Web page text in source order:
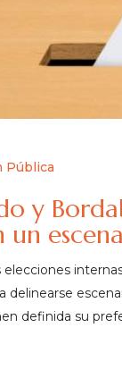
Pública
y
un
delinearse
definida su